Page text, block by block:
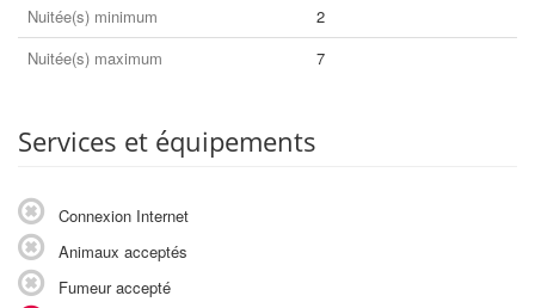
Nuitée(s) minimum
2
Nuitée(s) maximum
7
Services et équipements
Connexion Internet
Animaux acceptés
Fumeur accepté